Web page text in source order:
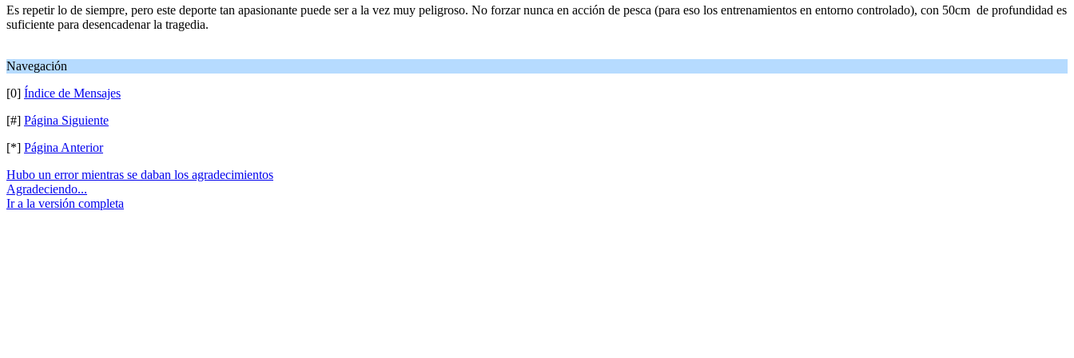
Es repetir lo de siempre, pero este deporte tan apasionante puede ser a la vez muy peligroso. No forzar nunca en acción de pesca (para eso los entrenamientos en entorno controlado), con 50cm de profundidad es
suficiente para desencadenar la tragedia.
Navegación
[0] Índice de Mensajes
[#] Página Siguiente
[*] Página Anterior
Hubo un error mientras se daban los agradecimientos
Agradeciendo...
Ir a la versión completa